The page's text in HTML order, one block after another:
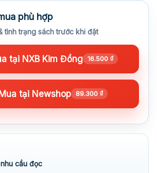
phù hợp
tình trạng sách trước khi đặt
tại NXB Kim Đồng 16.500 ₫
tại Newshop 89.300 ₫
cầu đọc